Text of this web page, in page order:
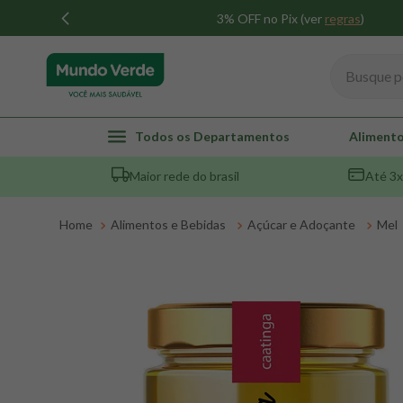
3% OFF no Pix (ver regras)
Todos os Departamentos
Maior rede do brasil Até
Alimentos e Bebidas Açúcar e Adoçante Mel
TERMOS MAIS BUSCADOS
1º whey
2º creatina
º colageno
8º snack proteico mundo verde